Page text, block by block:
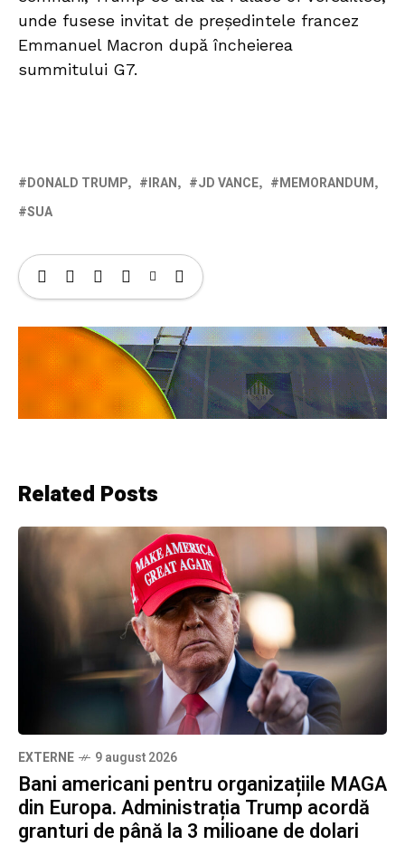
unde fusese invitat de președintele francez
Emmanuel Macron după încheierea
summitului G7.
DONALD TRUMP IRAN JD VANCE
MEMORANDUM
SUA
Related Posts
EXTERNE 9 august 2026
Bani americani pentru organizațiile MAGA
din Europa. Administrația Trump acordă
granturi de până la 3 milioane de dolari